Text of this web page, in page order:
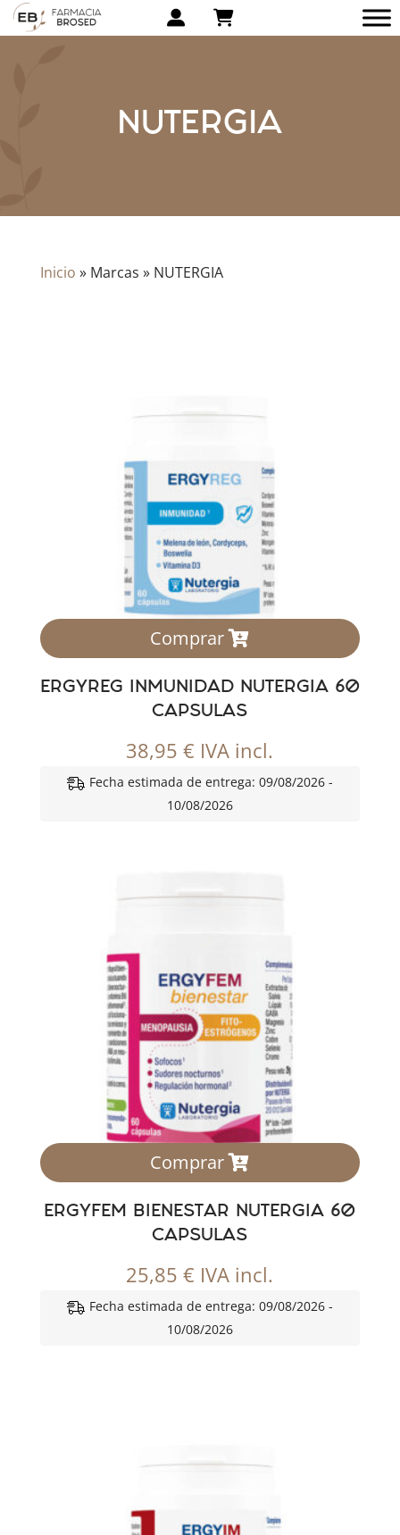
NUTERGIA
Inicio » Marcas » NUTERGIA
Comprar
ERGYREG INMUNIDAD NUTERGIA 60
CAPSULAS
38,95€ IVA incl.
Fecha estimada de entrega: 09/08/2026 -
10/08/2026
Comprar
ERGYFEM BIENESTAR NUTERGIA 60
CAPSULAS
25,85€ IVA incl.
Fecha estimada de entrega: 09/08/2026 -
10/08/2026